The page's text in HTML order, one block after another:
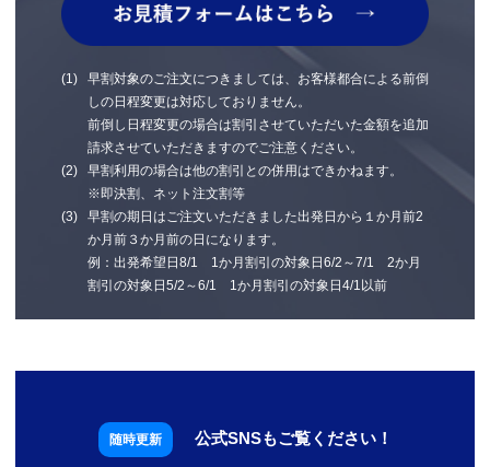
早割対象のご注文につきましては、お客様都合による前倒
しの日程変更は対応しておりません。
前倒し日程変更の場合は割引させていただいた金額を追加
請求させていただきますのでご注意ください。
早割利用の場合は他の割引との併用はできかねます。
※即決割、ネット注文割等
早割の期日はご注文いただきました出発日から１か月前2
か月前３か月前の日になります。
例：出発希望日8/1 1か月割引の対象日6/2～7/1 2か月
割引の対象日5/2～6/1 1か月割引の対象日4/1以前
公式SNSもご覧ください！